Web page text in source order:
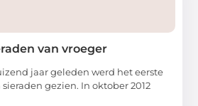
van vroeger
jaar geleden werd het eerste
gezien. In oktober 2012